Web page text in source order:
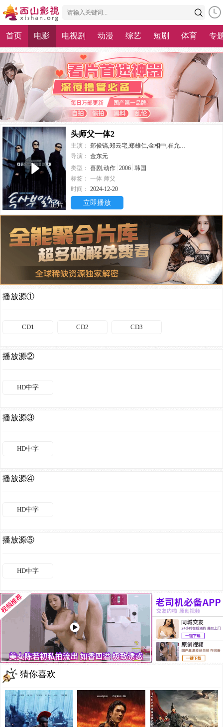
首页 电影 电视剧 动漫 综艺 短剧 体育 专
正片
头师父一体2
主演： 郑俊镐,郑云宅,郑雄仁,金相中,崔允英,河东勋,韩孝周
导演： 金东元
类型： 喜剧,动作 2006 韩国
标签： 一体 师父
时间： 2024-12-20
立即播放
播放源①
CD1 CD2 CD3
播放源②
HD中字
播放源③
HD中字
播放源④
HD中字
播放源⑤
HD中字
猜你喜欢